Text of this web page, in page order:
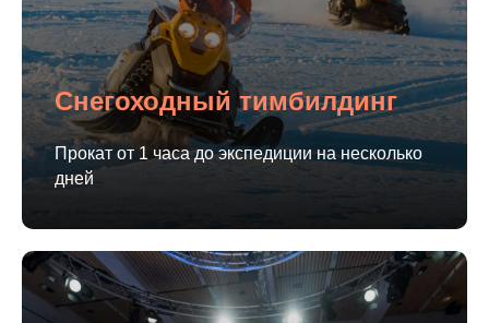
Снегоходный тимбилдинг
Прокат от 1 часа до экспедиции на несколько
дней